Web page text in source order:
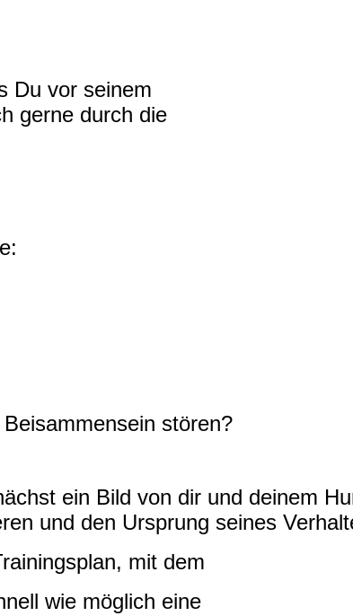
Du vor seinem
gerne durch die
stören?
ein Bild von dir und deinem
und den Ursprung seines
mit dem
wie möglich eine